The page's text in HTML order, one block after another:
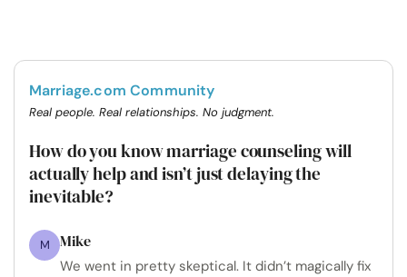
Marriage.com Community
Real people. Real relationships. No judgment.
How do you know marriage counseling will
actually help and isn’t just delaying the
inevitable?
M Mike
We went in pretty skeptical. It didn’t magically fix